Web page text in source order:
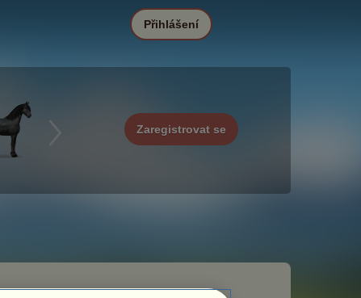
Zaregistrovat se
Přihlášení